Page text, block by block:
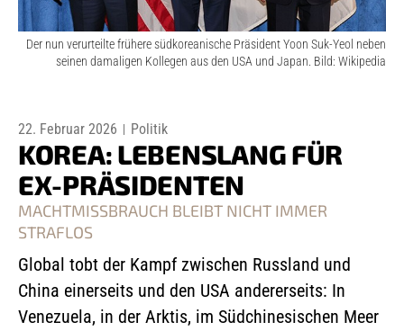
Der nun verurteilte frühere südkoreanische Präsident Yoon Suk-Yeol neben
seinen damaligen Kollegen aus den USA und Japan. Bild: Wikipedia
22. Februar 2026 Politik
KOREA: LEBENSLANG FÜR
EX-PRÄSIDENTEN
MACHTMISSBRAUCH BLEIBT NICHT IMMER
STRAFLOS
Global tobt der Kampf zwischen Russland und
China einerseits und den USA andererseits: In
Venezuela, in der Arktis, im Südchinesischen Meer